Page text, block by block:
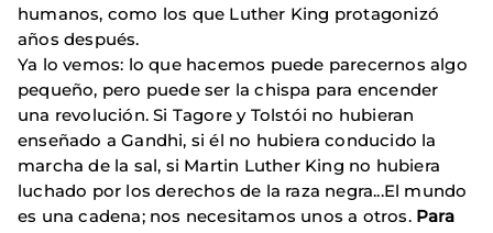
humanos, como los que Luther King protagonizó
años después.
Ya lo vemos: lo que hacemos puede parecernos algo
pequeño, pero puede ser la chispa para encender
una revolución. Si Tagore y Tolstói no hubieran
enseñado a Gandhi, si él no hubiera conducido la
marcha de la sal, si Martin Luther King no hubiera
luchado por los derechos de la raza negra...El mundo
es una cadena; nos necesitamos unos a otros.Para